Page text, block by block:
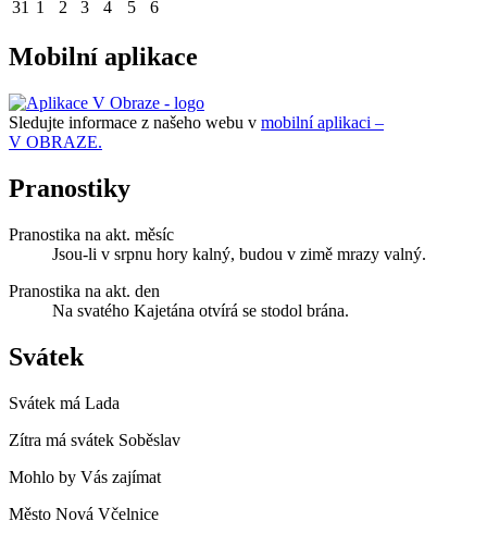
31 1 2 3 4 5 6
Mobilní aplikace
Sledujte informace z našeho webu v mobilní aplikaci –
V OBRAZE.
Pranostiky
Pranostika na akt. měsíc
Jsou-li v srpnu hory kalný, budou v zimě mrazy valný.
Pranostika na akt. den
Na svatého Kajetána otvírá se stodol brána.
Svátek
Svátek má Lada
Zítra má svátek Soběslav
Mohlo by Vás zajímat
Město Nová Včelnice